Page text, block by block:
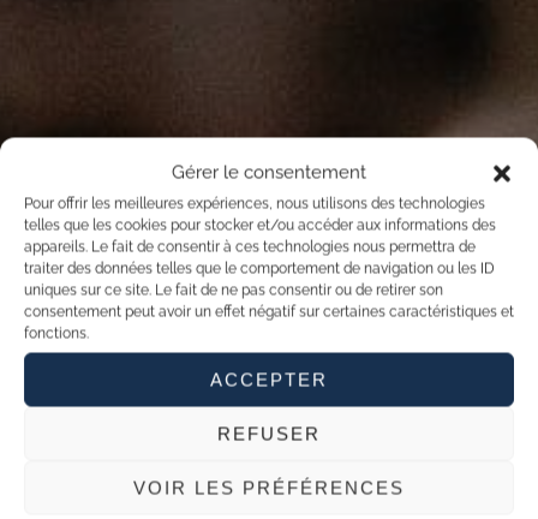
Gérer le consentement
Pour offrir les meilleures expériences, nous utilisons des technologies
telles que les cookies pour stocker et/ou accéder aux informations des
appareils. Le fait de consentir à ces technologies nous permettra de
traiter des données telles que le comportement de navigation ou les ID
uniques sur ce site. Le fait de ne pas consentir ou de retirer son
consentement peut avoir un effet négatif sur certaines caractéristiques et
fonctions.
ACCEPTER
REFUSER
VOIR LES PRÉFÉRENCES